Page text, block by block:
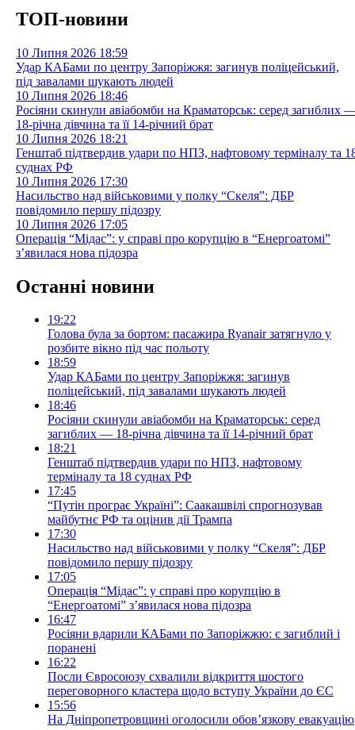
ТОП-новини
10 Липня 2026 18:59
Удар КАБами по центру Запоріжжя: загинув поліцейський,
під завалами шукають людей
10 Липня 2026 18:46
Росіяни скинули авіабомби на Краматорськ: серед загиблих
18-річна дівчина та її 14-річний брат
10 Липня 2026 18:21
Генштаб підтвердив удари по НПЗ, нафтовому терміналу та
суднах РФ
10 Липня 2026 17:30
Насильство над військовими у полку “Скеля”: ДБР
повідомило першу підозру
10 Липня 2026 17:05
Операція “Мідас”: у справі про корупцію в “Енергоатомі”
з’явилася нова підозра
Останні новини
19:22
Голова була за бортом: пасажира Ryanair затягнуло у
розбите вікно під час польоту
18:59
Удар КАБами по центру Запоріжжя: загинув
поліцейський, під завалами шукають людей
18:46
Росіяни скинули авіабомби на Краматорськ: серед
загиблих — 18-річна дівчина та її 14-річний брат
18:21
Генштаб підтвердив удари по НПЗ, нафтовому
терміналу та 18 суднах РФ
17:45
“Путін програє Україні”: Саакашвілі спрогнозував
майбутнє РФ та оцінив дії Трампа
17:30
Насильство над військовими у полку “Скеля”: ДБР
повідомило першу підозру
17:05
Операція “Мідас”: у справі про корупцію в
“Енергоатомі” з’явилася нова підозра
16:47
Росіяни вдарили КАБами по Запоріжжю: є загиблий і
поранені
16:22
Посли Євросоюзу схвалили відкриття шостого
переговорного кластера щодо вступу України до ЄС
15:56
На Дніпропетровщині оголосили обов’язкову евакуацію